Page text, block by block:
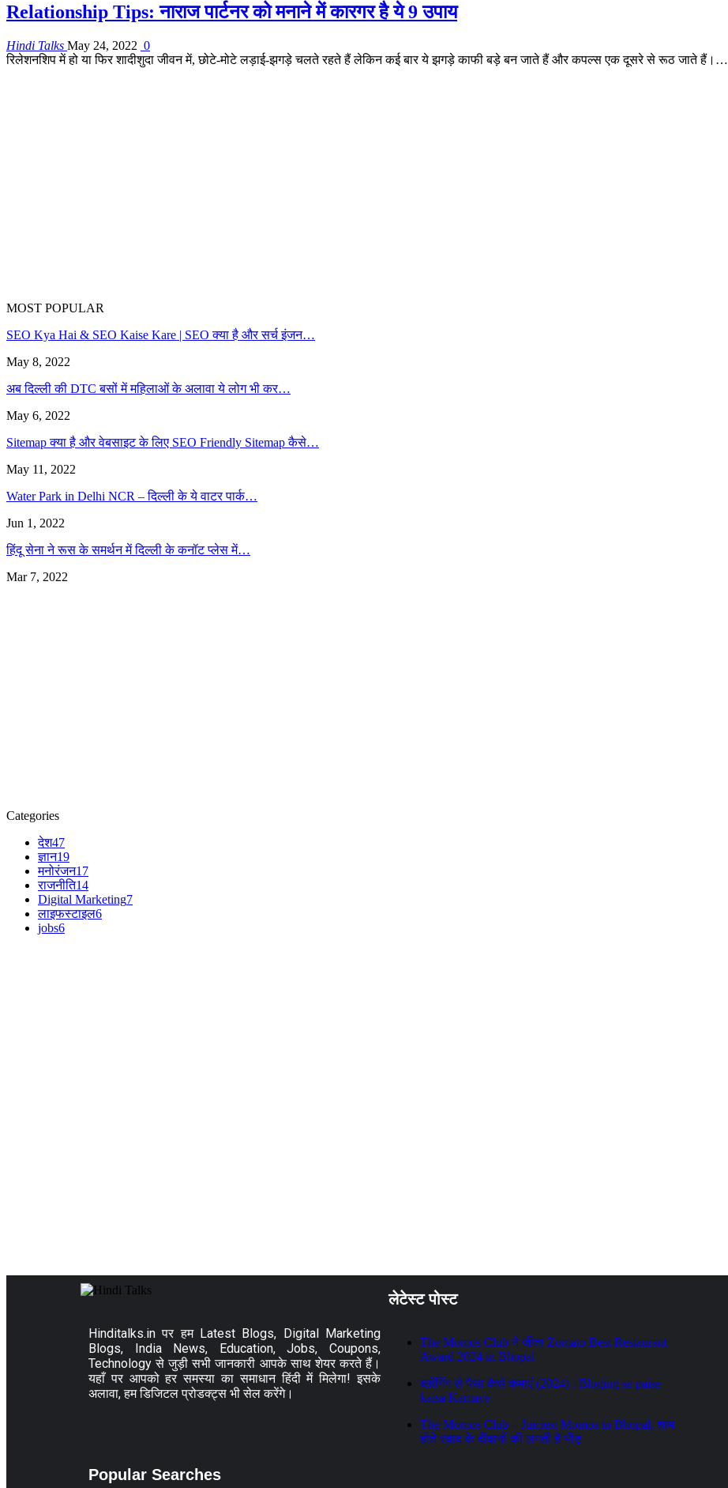
Relationship Tips: नाराज पार्टनर को मनाने में कारगर है ये 9 उपाय
Hindi Talks May 24, 2022 0
रिलेशनशिप में हो या फिर शादीशुदा जीवन में, छोटे-मोटे लड़ाई-झगड़े चलते रहते हैं लेकिन कई बार ये झगड़े काफी बड़े बन जाते हैं और कपल्स एक दूसरे से रूठ जाते हैं।…
MOST POPULAR
SEO Kya Hai & SEO Kaise Kare | SEO क्या है और सर्च इंजन…
May 8, 2022
अब दिल्ली की DTC बसों में महिलाओं के अलावा ये लोग भी कर…
May 6, 2022
Sitemap क्या है और वेबसाइट के लिए SEO Friendly Sitemap कैसे…
May 11, 2022
Water Park in Delhi NCR – दिल्ली के ये वाटर पार्क…
Jun 1, 2022
हिंदू सेना ने रूस के समर्थन में दिल्ली के कनॉट प्लेस में…
Mar 7, 2022
Categories
देश47
ज्ञान19
मनोरंजन17
राजनीति14
Digital Marketing7
लाइफस्टाइल6
jobs6
Hinditalks.in पर हम Latest Blogs, Digital Marketing
Blogs, India News, Education, Jobs, Coupons,
Technology से जुड़ी सभी जानकारी आपके साथ शेयर करते हैं।
यहाँ पर आपको हर समस्या का समाधान हिंदी में मिलेगा! इसके
अलावा, हम डिजिटल प्रोडक्ट्स भी सेल करेंगे।
लेटेस्ट पोस्ट
The Momos Club ने जीता Zomato Best Restaurant
Award 2024 in Bhopal
ब्लॉगिंग से पैसा कैसे कमाएं (2024) : Bloging se paise
kaisa Kamaye
The Momos Club – Juiciest Momos in Bhopal, शाम
होते स्वाद के दीवानों की लगती है भीड़
Popular Searches